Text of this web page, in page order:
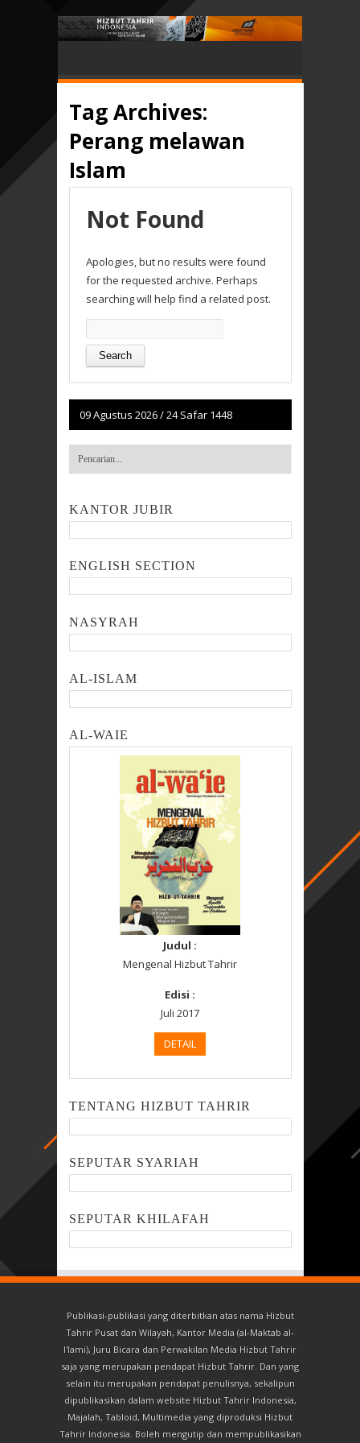
Tag Archives:
Perang melawan
Islam
Not Found
Apologies, but no results were found
for the requested archive. Perhaps
searching will help find a related post.
for:
09 Agustus 2026/24 Safar 1448
KANTOR JUBIR
ENGLISH SECTION
NASYRAH
AL-ISLAM
AL-WAIE
Judul :
Mengenal Hizbut Tahrir
Edisi :
Juli 2017
DETAIL
TENTANG HIZBUT TAHRIR
SEPUTAR SYARIAH
SEPUTAR KHILAFAH
Publikasi-publikasi yang diterbitkan atas nama Hizbut
Tahrir Pusat dan Wilayah, Kantor Media (al-Maktab al-
I'lami), Juru Bicara dan Perwakilan Media Hizbut Tahrir
saja yang merupakan pendapat Hizbut Tahrir. Dan yang
selain itu merupakan pendapat penulisnya, sekalipun
dipublikasikan dalam website Hizbut Tahrir Indonesia,
Majalah, Tabloid, Multimedia yang diproduksi Hizbut
Tahrir Indonesia. Boleh mengutip dan mempublikasikan